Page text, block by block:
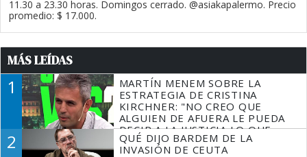
11.30 a 23.30 horas. Domingos cerrado. @asiakapalermo. Precio
promedio: $ 17.000.
MÁS LEÍDAS
1
MARTÍN MENEM SOBRE LA
ESTRATEGIA DE CRISTINA
KIRCHNER: "NO CREO QUE
ALGUIEN DE AFUERA LE PUEDA
DECIR A LA JUSTICIA LO QUE
TIENE QUE HACER"
2
QUÉ DIJO BARDEM DE LA
INVASIÓN DE CEUTA